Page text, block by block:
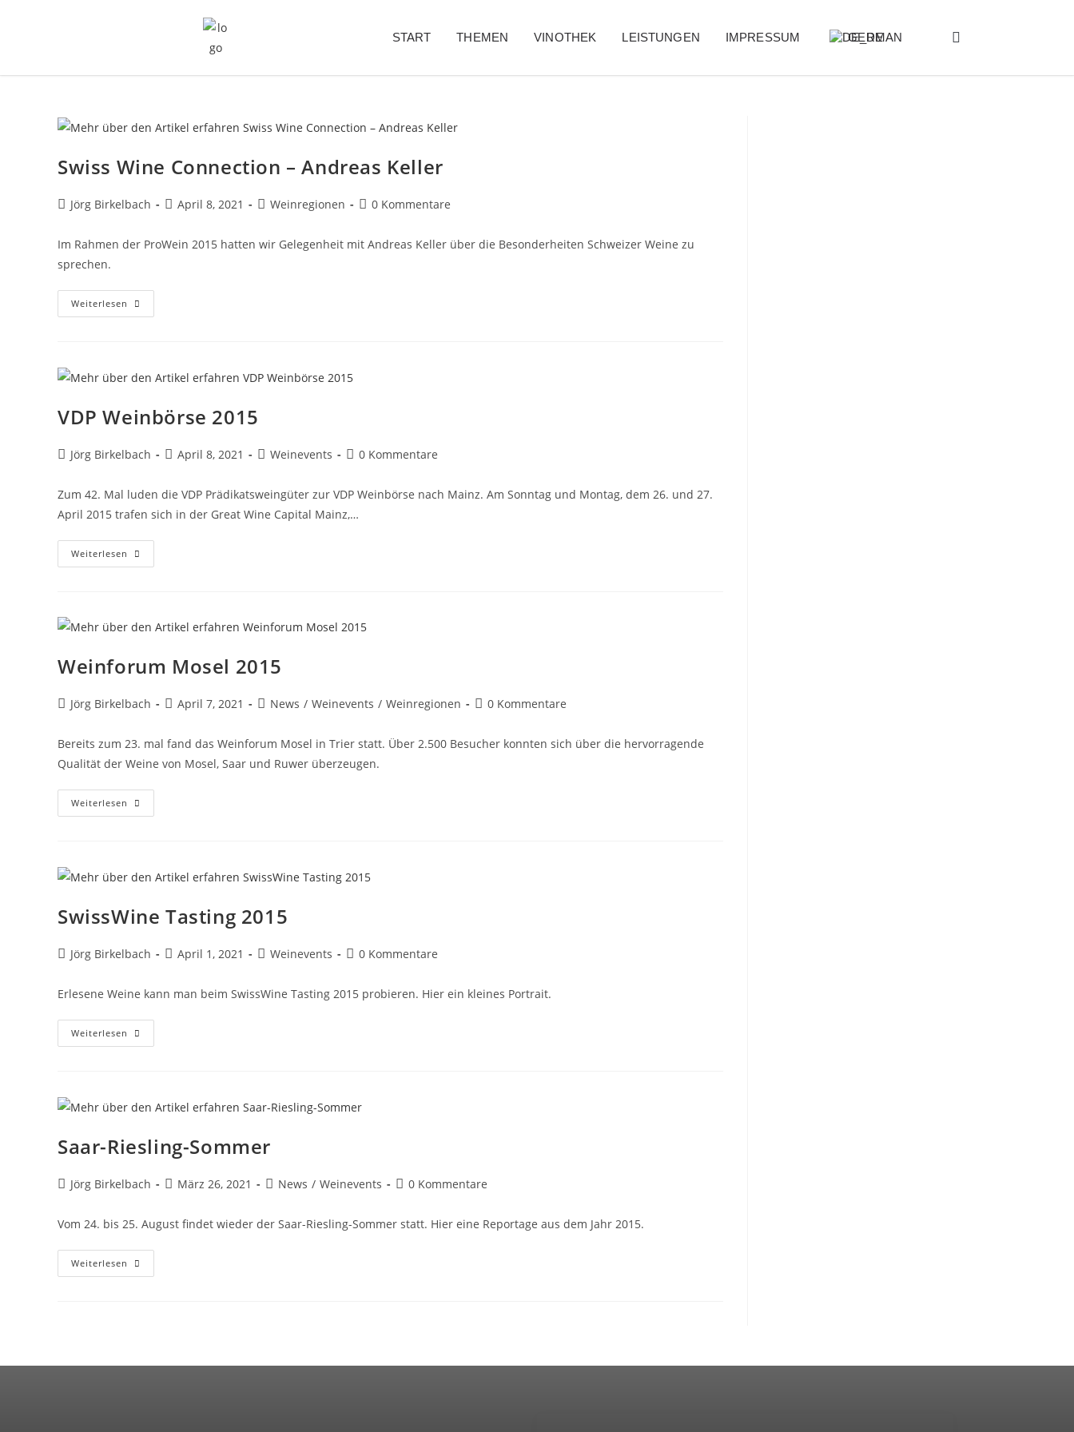
START THEMEN VINOTHEK LEISTUNGEN IMPRESSUM GERMAN
Swiss Wine Connection – Andreas Keller
Jörg Birkelbach April 8, 2021 Weinregionen 0 Kommentare
Im Rahmen der ProWein 2015 hatten wir Gelegenheit mit Andreas Keller über die Besonderheiten Schweizer Weine zu
sprechen.
Weiterlesen
VDP Weinbörse 2015
Jörg Birkelbach April 8, 2021 Weinevents 0 Kommentare
Zum 42. Mal luden die VDP Prädikatsweingüter zur VDP Weinbörse nach Mainz. Am Sonntag und Montag, dem 26. und 27.
April 2015 trafen sich in der Great Wine Capital Mainz,…
Weiterlesen
Weinforum Mosel 2015
Jörg Birkelbach April 7, 2021 News / Weinevents / Weinregionen 0 Kommentare
Bereits zum 23. mal fand das Weinforum Mosel in Trier statt. Über 2.500 Besucher konnten sich über die hervorragende
Qualität der Weine von Mosel, Saar und Ruwer überzeugen.
Weiterlesen
SwissWine Tasting 2015
Jörg Birkelbach April 1, 2021 Weinevents 0 Kommentare
Erlesene Weine kann man beim SwissWine Tasting 2015 probieren. Hier ein kleines Portrait.
Weiterlesen
Saar-Riesling-Sommer
Jörg Birkelbach März 26, 2021 News / Weinevents 0 Kommentare
Vom 24. bis 25. August findet wieder der Saar-Riesling-Sommer statt. Hier eine Reportage aus dem Jahr 2015.
Weiterlesen